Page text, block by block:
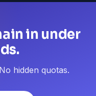
in under
hidden quotas.